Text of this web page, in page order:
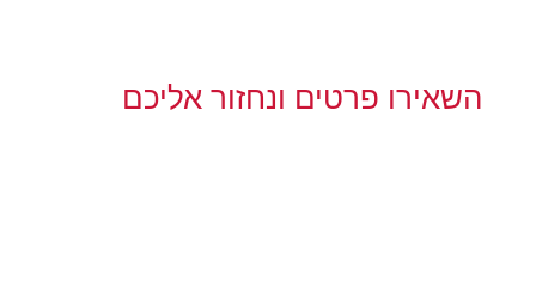
השאירו פרטים ונחזור אליכם